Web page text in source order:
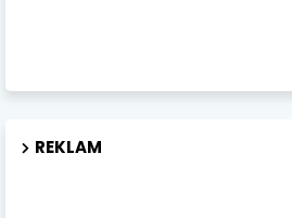
REKLAM